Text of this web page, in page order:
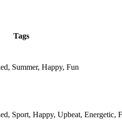
Tags
Summer, Happy, Fun
Sport, Happy, Upbeat, Energetic,